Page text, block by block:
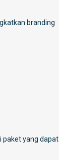
branding
paket yang dapat